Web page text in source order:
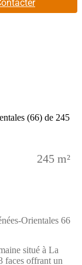
Canet En
245 m²
Orientales 66
situé à La
faces offrant un